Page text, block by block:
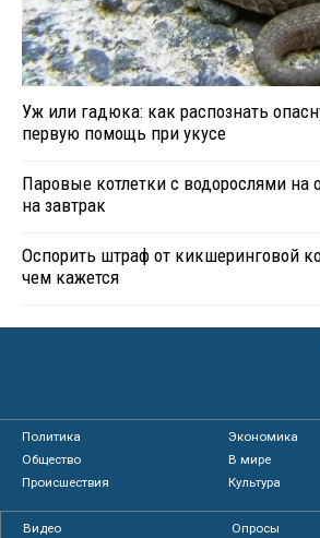
Уж или гадюка: как распознать
первую помощь при укусе
Паровые котлетки с водорослями на
на завтрак
Оспорить штраф от кикшеринговой
чем кажется
Политика
Экономика
Общество
В мире
Происшествия
Культура
Видео
Опросы